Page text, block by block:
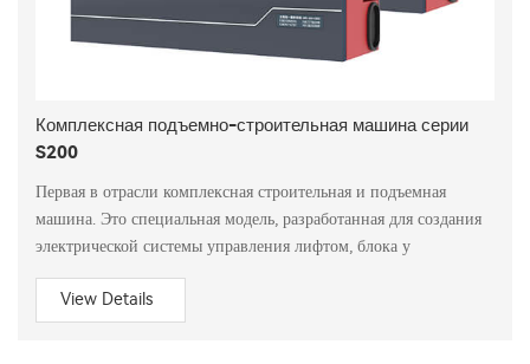
Комплексная подъемно-строительная машина серии
S200
Первая в отрасли комплексная строительная и подъемная
машина. Это специальная модель, разработанная для создания
электрической системы управления лифтом, блока у
View Details